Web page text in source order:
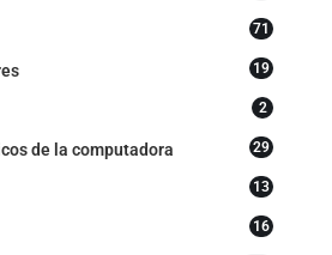
71
19
2
de la computadora 29
13
16